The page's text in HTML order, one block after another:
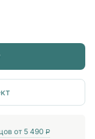
от 5 490 P